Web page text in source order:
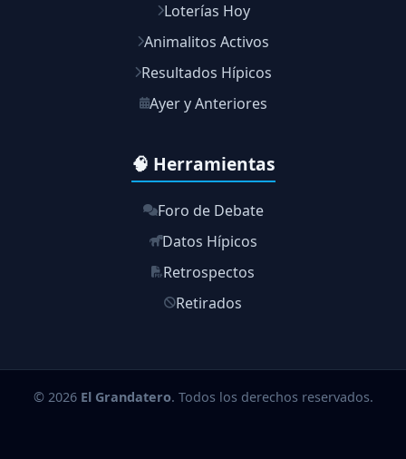
Loterías Hoy
Animalitos Activos
Resultados Hípicos
Ayer y Anteriores
🧠 Herramientas
Foro de Debate
Datos Hípicos
Retrospectos
Retirados
© 2026 El Grandatero. Todos los derechos reservados.